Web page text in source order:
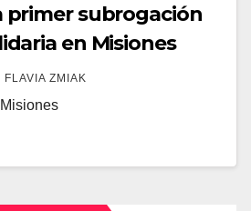
primer subrogación
en Misiones
FLAVIA ZMIAK